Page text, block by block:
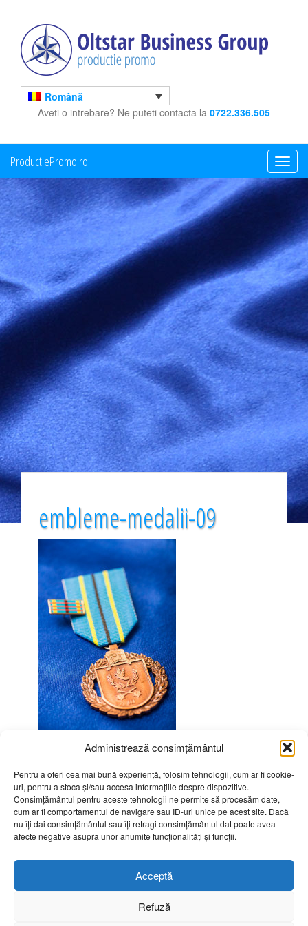
Administrează consimțământul
Pentru a oferi cea mai bună experiență, folosim tehnologii, cum ar fi cookie-
uri, pentru a stoca și/sau accesa informațiile despre dispozitive.
Consimțământul pentru aceste tehnologii ne permite să procesăm date,
cum ar fi comportamentul de navigare sau ID-uri unice pe acest site. Dacă
nu îți dai consimțământul sau îți retragi consimțământul dat poate avea
afecte negative asupra unor anumite funcționalități și funcții.
Acceptă
Refuză
Română
Aveti o intrebare? Ne puteti contacta la 0722.336.505
Toggle
ProductiePromo.ro
embleme-medalii-09
Intrebari frecvente
Sunteti interesat? Click aici pentru a solicita